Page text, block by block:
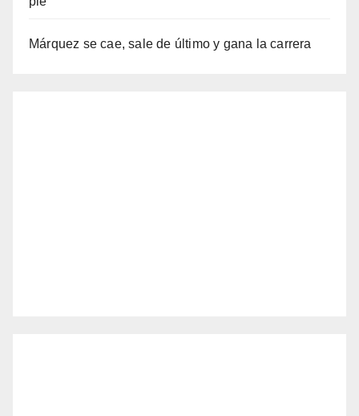
Márquez se cae, sale de último y gana la carrera